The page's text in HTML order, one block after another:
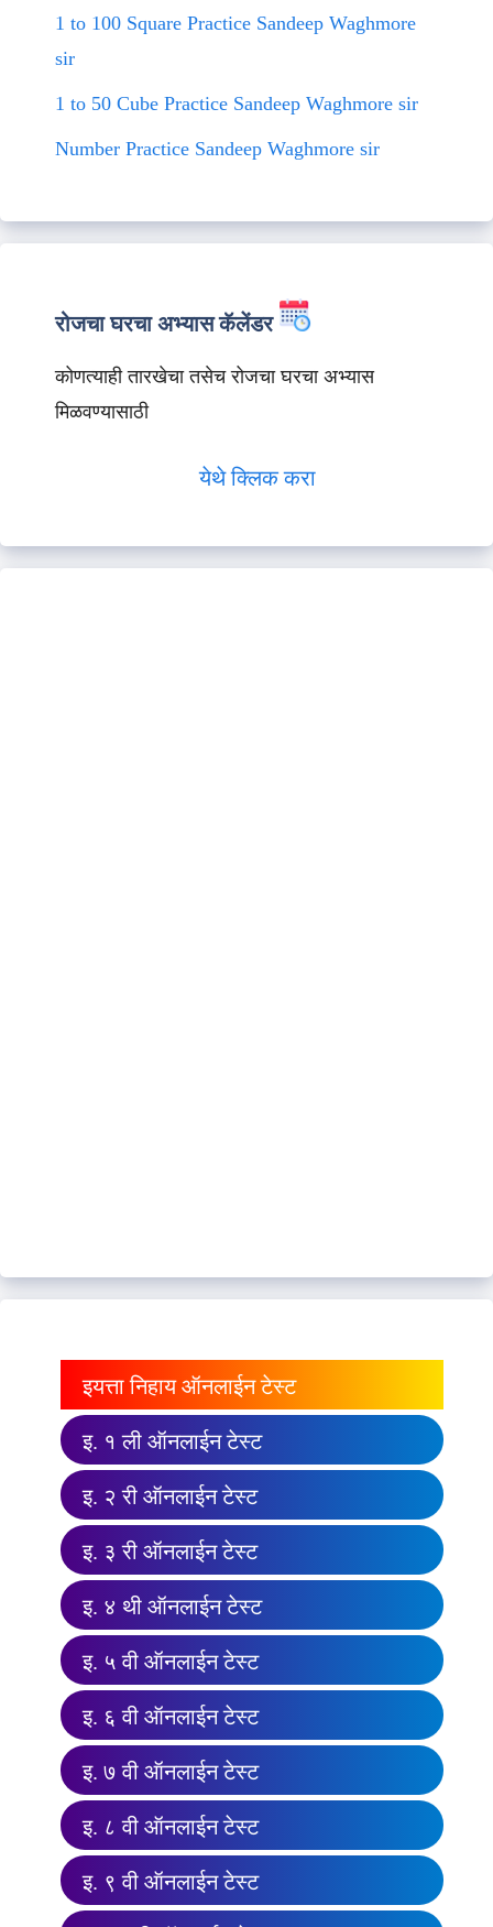
1 to 100 Square Practice Sandeep Waghmore
sir
1 to 50 Cube Practice Sandeep Waghmore sir
Number Practice Sandeep Waghmore sir
रोजचा घरचा अभ्यास कॅलेंडर
कोणत्याही तारखेचा तसेच रोजचा घरचा अभ्यास
मिळवण्यासाठी
येथे क्लिक करा
इयत्ता निहाय ऑनलाईन टेस्ट
इ. १ ली ऑनलाईन टेस्ट
इ. २ री ऑनलाईन टेस्ट
इ. ३ री ऑनलाईन टेस्ट
इ. ४ थी ऑनलाईन टेस्ट
इ. ५ वी ऑनलाईन टेस्ट
इ. ६ वी ऑनलाईन टेस्ट
इ. ७ वी ऑनलाईन टेस्ट
इ. ८ वी ऑनलाईन टेस्ट
इ. ९ वी ऑनलाईन टेस्ट